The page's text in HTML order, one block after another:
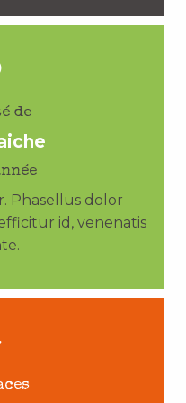
de
Phasellus dolor
id, venenatis